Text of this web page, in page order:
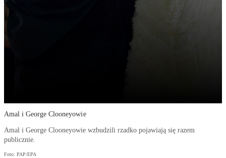
Amal i George Clooneyowie
Amal i George Clooneyowie wzbudzili rzadko pojawiają się razem
publicznie.
Foto: PAP/EPA